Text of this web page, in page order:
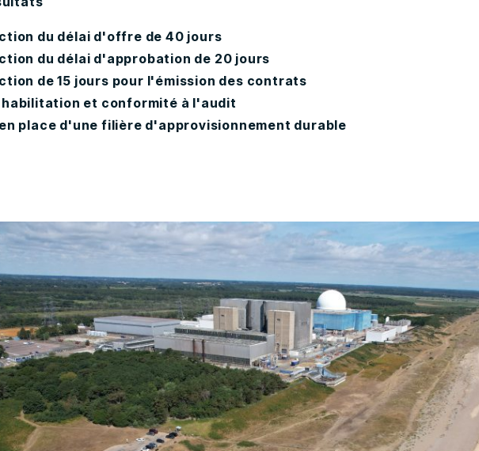
du délai d'offre de 40 jours
du délai d'approbation de 20 jours
de 15 jours pour l'émission des contrats
habilitation et conformité à l'audit
place d'une filière d'approvisionnement durable